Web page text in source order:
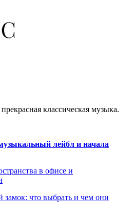
классическая музыка.
лейбл и начала
в офисе и
что выбрать и чем они